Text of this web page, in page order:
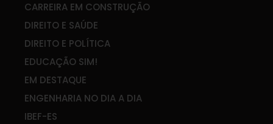
CARREIRA EM CONSTRUÇÃO
DIREITO E SAÚDE
DIREITO E POLÍTICA
EDUCAÇÃO SIM!
EM DESTAQUE
ENGENHARIA NO DIA A DIA
IBEF-ES